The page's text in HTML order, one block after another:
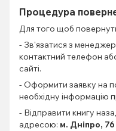
Процедура
Для того щоб
- Зв'язатися з
контактний телефон
сайті.
- Оформити заявку на
необхідну інформацію
- Відправити книгу
адресою: м. Дніпро,